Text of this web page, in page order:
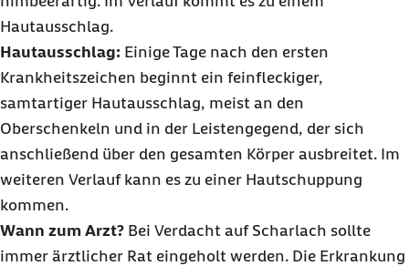
Hautausschlag.
Hautausschlag: Einige Tage nach den ersten
Krankheitszeichen beginnt ein feinfleckiger,
samtartiger Hautausschlag, meist an den
Oberschenkeln und in der Leistengegend, der sich
anschließend über den gesamten Körper ausbreitet. Im
weiteren Verlauf kann es zu einer Hautschuppung
kommen.
Wann zum Arzt? Bei Verdacht auf Scharlach sollte
immer ärztlicher Rat eingeholt werden. Die Erkrankung